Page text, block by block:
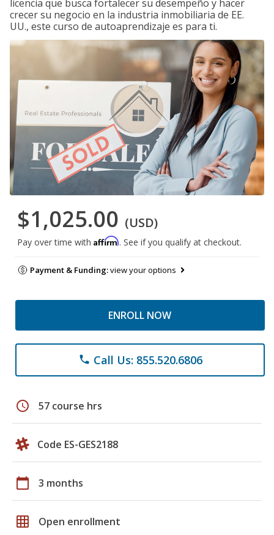
licencia que busca fortalecer su desempeño y hacer
crecer su negocio en la industria inmobiliaria de EE.
UU., este curso de autoaprendizaje es para ti.
$1,025.00 (USD)
Pay over time with Affirm. See if you qualify at checkout.
Payment & Funding:view your options
ENROLL NOW
phone Call Us: 855.520.6806
schedule 57 course hrs
Code ES-GES2188
calendar_today 3 months
grid_on Open enrollment